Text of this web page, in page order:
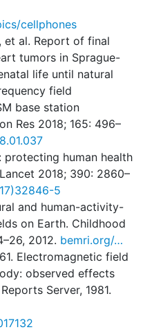
cellphones
et al. Report of final
tumors in Sprague-
life until natural
field
base station
Res 2018; 165: 496–
protecting human health
2018; 390: 2860–
5
and human-activity-
on Earth. Childhood
2012. bemri.org/…
Electromagnetic field
observed effects
Server, 1981.